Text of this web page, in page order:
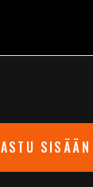
ASTU SISÄÄN